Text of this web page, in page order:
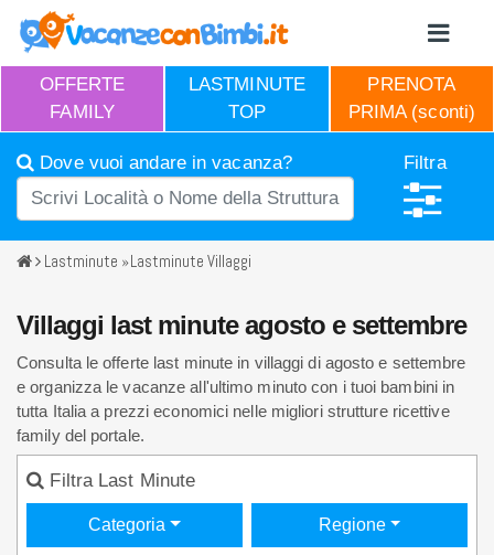
OFFERTE
FAMILY
LASTMINUTE
TOP
PRENOTA
PRIMA (sconti)
Dove vuoi andare in vacanza? Filtra
Lastminute »Lastminute Villaggi
Villaggi last minute agosto e settembre
Consulta le offerte last minute in villaggi di agosto e settembre
e organizza le vacanze all'ultimo minuto con i tuoi bambini in
tutta Italia a prezzi economici nelle migliori strutture ricettive
family del portale.
Filtra Last Minute
Categoria Regione